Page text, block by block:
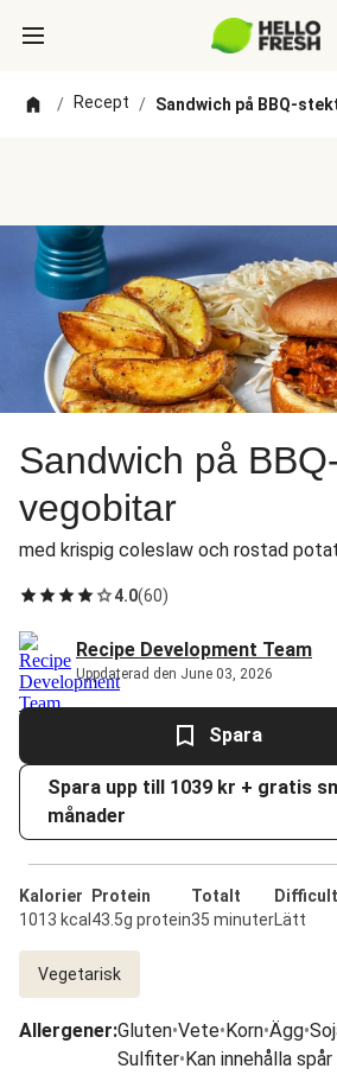
/ Recept / Sandwich på BBQ-
Sandwich på
vegobitar
med krispig coleslaw och rostad
4.0(60)
Recipe Development Team
Uppdaterad den June 03, 2026
Spara
Spara upp till 1039 kr + gratis
månader
Kalorier
1013 kcal
Protein
43.5g protein
Totalt
35 minuterLätt
Vegetarisk
Allergener:Gluten•Vete•Korn•Ägg•
Sulfiter•Kan innehålla